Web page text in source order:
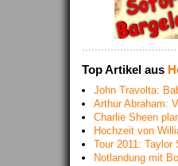
Top Artikel aus
John Travolta:
Arthur Abraham:
Charlie Sheen
Hochzeit von
Tour 2011: Taylor
Notlandung mit